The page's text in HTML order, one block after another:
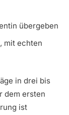
übergeben
mit echten
in drei bis
dem ersten
ist